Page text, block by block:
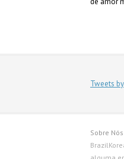
Tweets
Sobre Nós